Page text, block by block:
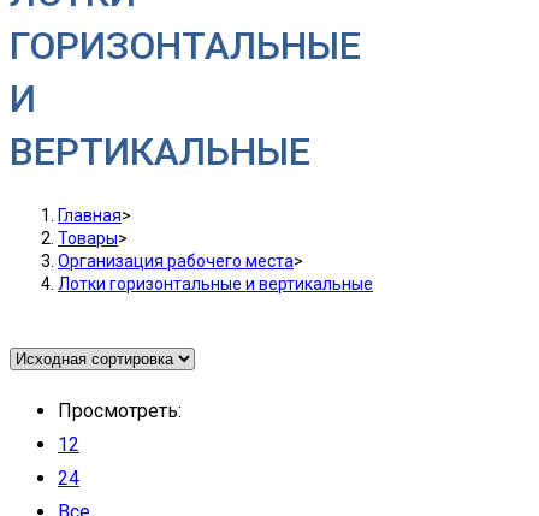
ГОРИЗОНТАЛЬНЫЕ
И
ВЕРТИКАЛЬНЫЕ
Главная>
Товары>
Организация рабочего места>
Лотки горизонтальные и вертикальные
Просмотреть:
12
24